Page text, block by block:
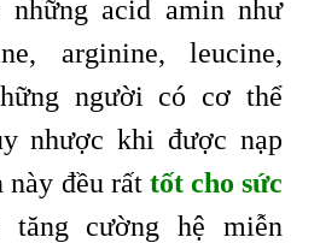
acid amin như
arginine, leucine,
người có cơ thể
nhược khi được nạp
đều rất tốt cho sức
cường hệ miễn